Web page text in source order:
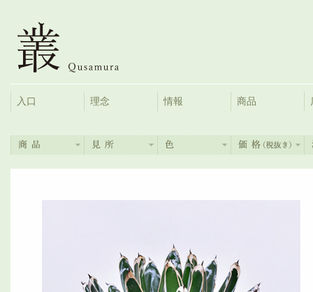
入口 理念 情報 商品